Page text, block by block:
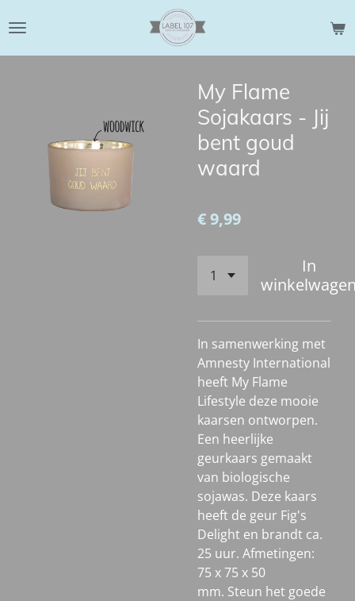
direct
naar
My Flame
Sojakaars - Jij
bent goud
waard
€ 9,99
In
In samenwerking met
Amnesty International
heeft My Flame
Lifestyle deze mooie
kaarsen ontworpen.
Een heerlijke
geurkaars gemaakt
van biologische
sojawas. Deze kaars
heeft de geur Fig's
Delight en brandt ca.
25 uur. Afmetingen:
75 x 75 x 50
mm. Steun het goede